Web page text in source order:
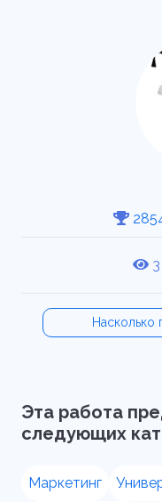
3
Насколько
Эта работа
следующих
Маркетинг